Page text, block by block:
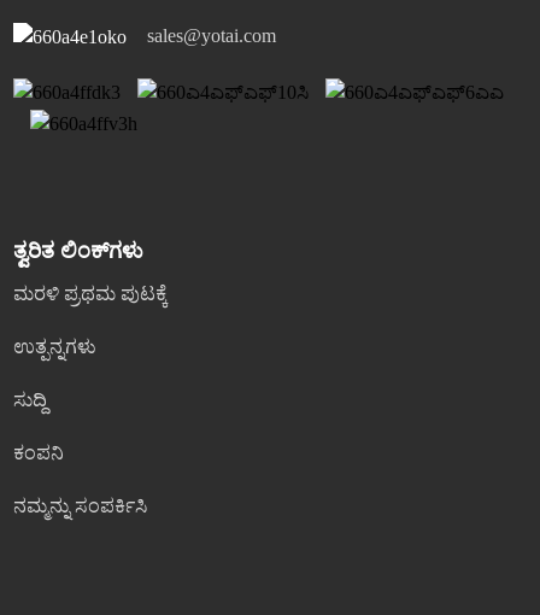
sales@yotai.com
ತ್ವರಿತ ಲಿಂಕ್‌ಗಳು
ಮರಳಿ ಪ್ರಥಮ ಪುಟಕ್ಕೆ
ಉತ್ಪನ್ನಗಳು
ಸುದ್ದಿ
ಕಂಪನಿ
ನಮ್ಮನ್ನು ಸಂಪರ್ಕಿಸಿ